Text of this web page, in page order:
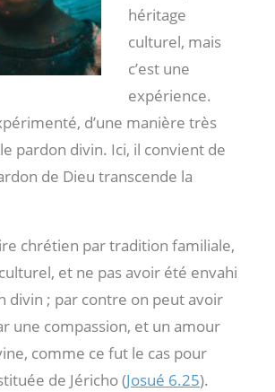
héritage
culturel, mais
c’est une
expérience.
d’une manière très
pardon divin. Ici, il convient de
de Dieu transcende la
chrétien par tradition familiale,
et ne pas avoir été envahi
divin ; par contre on peut avoir
une compassion, et un amour
comme ce fut le cas pour
de Jéricho (Josué 6.25).